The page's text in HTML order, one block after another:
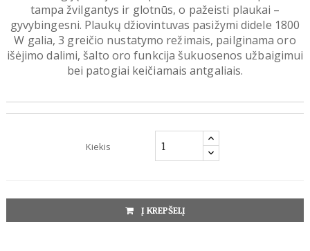
tampa žvilgantys ir glotnūs, o pažeisti plaukai –
gyvybingesni. Plaukų džiovintuvas pasižymi didele 1800
W galia, 3 greičio nustatymo režimais, pailginama oro
išėjimo dalimi, šalto oro funkcija šukuosenos užbaigimui
bei patogiai keičiamais antgaliais.
Kiekis
Į KREPŠELĮ